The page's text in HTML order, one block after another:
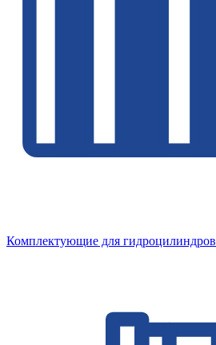
Комплектующие для гидроцилиндров